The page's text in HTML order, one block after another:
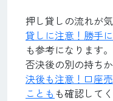
押し貸しの流れが気
貸しに注意！勝手
も参考になります。
否決後の別の持ちか
決後も注意！口座
ことも も確認して